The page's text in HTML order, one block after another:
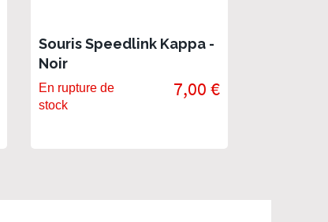
Souris Speedlink Kappa -
Noir
En rupture de
stock
7,00 €